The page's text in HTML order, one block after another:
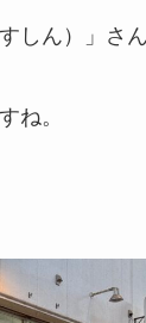
しん）」さん
ね。